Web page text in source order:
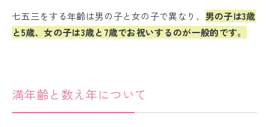
七五三をする年齢は男の子と女の子で異なり、 男の子は3歳
と5歳、女の子は3歳と7歳でお祝いするのが一般的です。
満年齢と数え年について